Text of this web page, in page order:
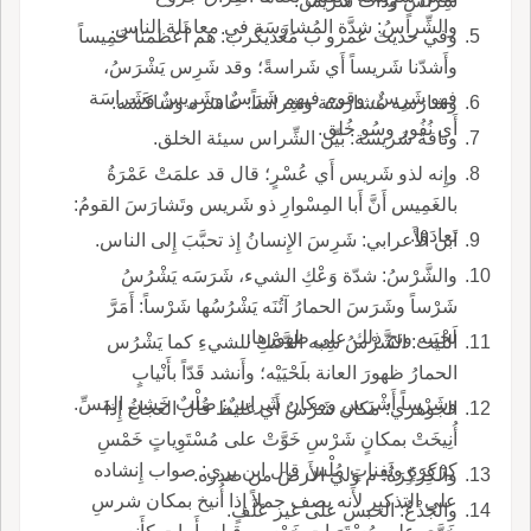
والشِّراسُ: شدَّة المُشارَسَةِ في معاملة الناس.
وفي حديث عمرو ب مَعْديكرب: هم أَعظمنا خَمِيساً
وأَشدّنا شَريساً أَي شَراسةً؛ وقد شَرِس يَشْرَسُ،
فهو شَرِسٌ، وقوم فيهم شَرَسٌ وشَريسٌ وشَراسَة
أَي نُفُور وسُو خُلق.
وشارَسه مُشارَسَة وشِراساً: عاسَره وشاكَسَه.
وناقة شَريسَة: بَيِّن الشِّراس سيئة الخلق.
وإِنه لذو شَريس أَي عُسْرٍ؛ قال قد علمَتْ عَمْرَةُ
بالغَمِيس أَنَّ أَبا المِسْوارِ ذو شَريس وتَشارَسَ القومُ:
تَعادَوْا.
ابن الأَعرابي: شَرِسَ الإِنسانُ إِذ تحبَّبَ إِلى الناس.
والشَّرْسُ: شدّة وَعْكِ الشيء، شَرَسَه يَشْرُسُ
شَرْساً وشَرَسَ الحمارُ آتُنَه يَشْرُسُها شَرْساً: أَمَرَّ
لَحْيَيه ونح ذلك على ظهورها.
الليث: الشَّرْسُ شِبه الدَّعْكِ للشيءِ كما يَشْرُس
الحمارُ ظهورَ العانة بلَحْيَيْه؛ وأَنشد قَدّاً بأَنْيابٍ
وشَرْساً أَشْرَس ومكان شَراسٌ: صُلْبٌ خَشِنُ المَسِّ.
الجوهري: مكان شَرْسٌ أَي غليظ قال العجاج إِذا
أُنِيخَتْ بمكانٍ شَرْسِ خَوَّتْ على مُسْتَوِياتٍ خَمْسِ
كِرْكِرَةٍ وثَفِناتٍ مُلْس قال ابن بري: صواب إِنشاده
على التذكير لأَنه يصف جملاً إِذا أُنيخ بمكان شرسِ
والكِرْكِرَةُ: م وَليَ الأَرضَ من صدره.
والجَذْعُ: الحبس على غير عَلَفٍ.